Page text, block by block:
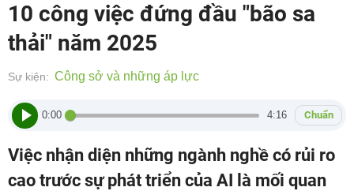
10 công việc đứng đầu "bão sa
thải" năm 2025
Sự kiện: Công sở và những áp lực
0:00 4:16 Chuẩn
Việc nhận diện những ngành nghề có rủi ro
cao trước sự phát triển của AI là mối quan